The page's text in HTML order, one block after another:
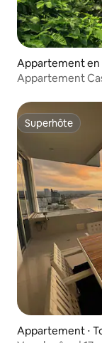
Appartement en
Appartement
Superhôte
Superhôte
Appartement ⋅